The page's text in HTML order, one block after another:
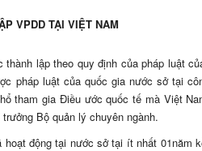
VPDD TẠI VIỆT NAM
thành lập theo quy định của pháp luật
pháp luật của quốc gia nước sở tại
tham gia Điều ước quốc tế mà Việt
Bộ quản lý chuyên ngành.
hoạt động tại nước sở tại ít nhất 01năm